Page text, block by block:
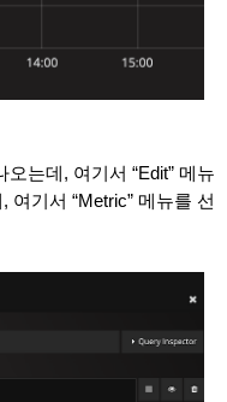
는데, 여기서 “Edit” 메뉴
기서 “Metric” 메뉴를 선